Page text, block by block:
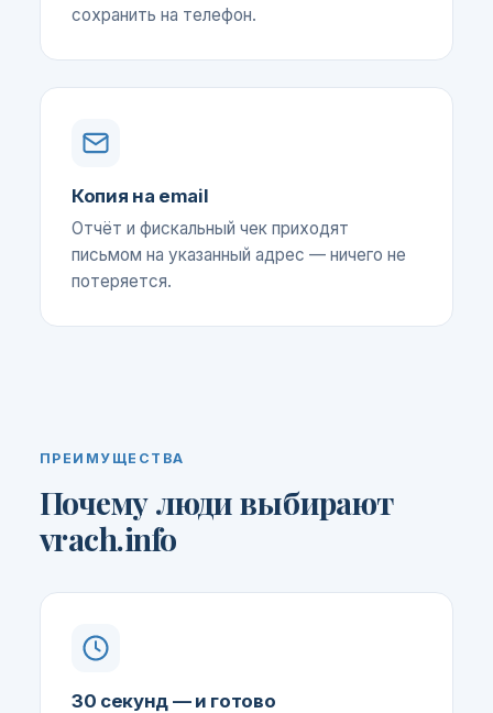
сохранить на телефон.
Копия на email
Отчёт и фискальный чек приходят
письмом на указанный адрес — ничего не
потеряется.
ПРЕИМУЩЕСТВА
Почему люди выбирают
vrach.info
30 секунд — и готово